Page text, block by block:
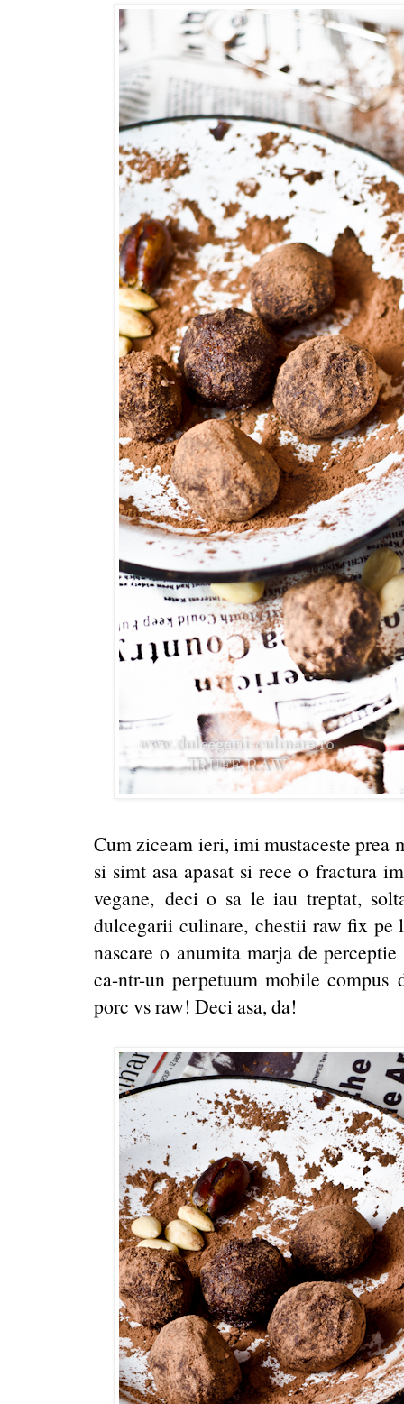
Cum ziceam ieri, imi mustaceste prea
si simt asa apasat si rece o fractura
vegane, deci o sa le iau treptat,
dulcegarii culinare, chestii raw fix
nascare o anumita marja de
ca-ntr-un perpetuum mobile
porc vs raw! Deci asa, da!